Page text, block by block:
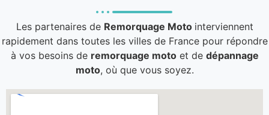
Les partenaires de Remorquage Moto interviennent
rapidement dans toutes les villes de France pour répondre
à vos besoins de remorquage motoet de dépannage
moto, où que vous soyez.